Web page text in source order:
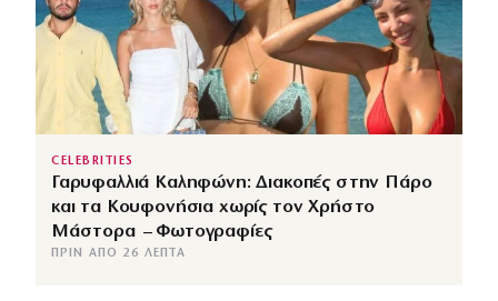
CELEBRITIES
Γαρυφαλλιά Καληφώνη: Διακοπές στην Πάρο
και τα Κουφονήσια χωρίς τον Χρήστο
Μάστορα – Φωτογραφίες
ΠΡΙΝ ΑΠΌ 26 ΛΕΠΤΆ